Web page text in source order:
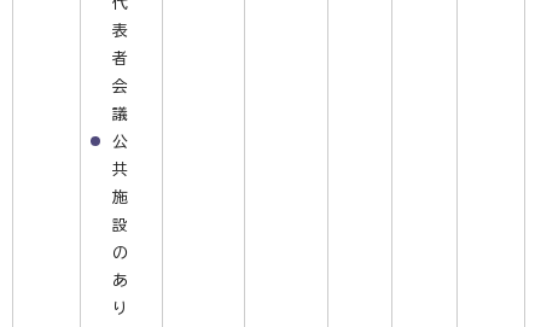
表
者
会
議
公
共
施
設
の
あ
り